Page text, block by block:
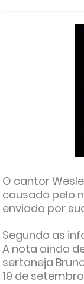
O cantor
causada pelo
enviado por
Segundo as
A nota ainda
sertaneja
19 de